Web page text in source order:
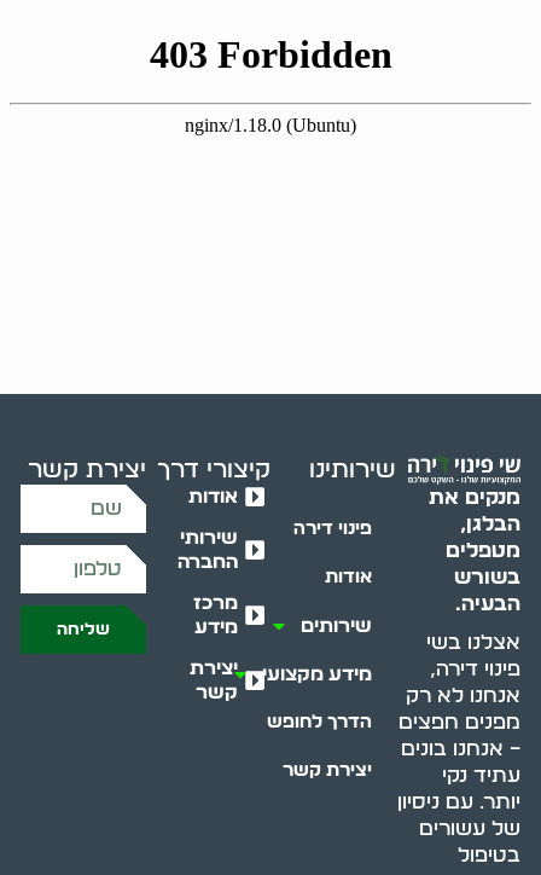
מנקים את
הבלגן,
מטפלים
בשורש
הבעיה.
אצלנו בשי
פינוי דירה,
אנחנו לא רק
מפנים חפצים
– אנחנו בונים
עתיד נקי
יותר. עם ניסיון
של עשורים
בטיפול
שירותינו
פינוי דירה
אודות
שירותים
מידע מקצועי
הדרך לחופש
יצירת קשר
קיצורי דרך
אודות
שירותי
החברה
מרכז
מידע
יצירת
קשר
יצירת קשר
שליחה